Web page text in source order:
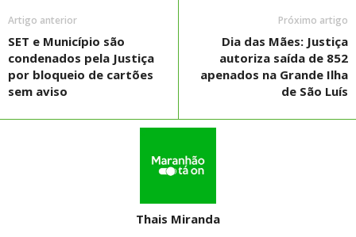
Artigo anterior
SET e Município são
condenados pela Justiça
por bloqueio de cartões
sem aviso
Próximo artigo
Dia das Mães: Justiça
autoriza saída de 852
apenados na Grande Ilha
de São Luís
Thais Miranda